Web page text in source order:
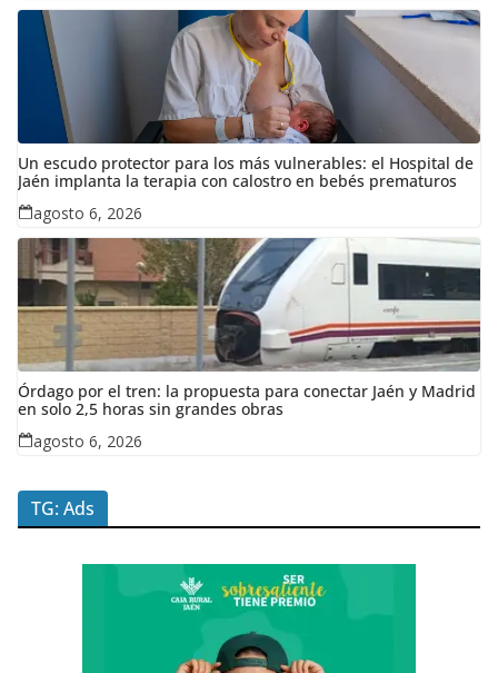
Un escudo protector para los más vulnerables: el Hospital de
Jaén implanta la terapia con calostro en bebés prematuros
agosto 6, 2026
Órdago por el tren: la propuesta para conectar Jaén y Madrid
en solo 2,5 horas sin grandes obras
agosto 6, 2026
TG: Ads